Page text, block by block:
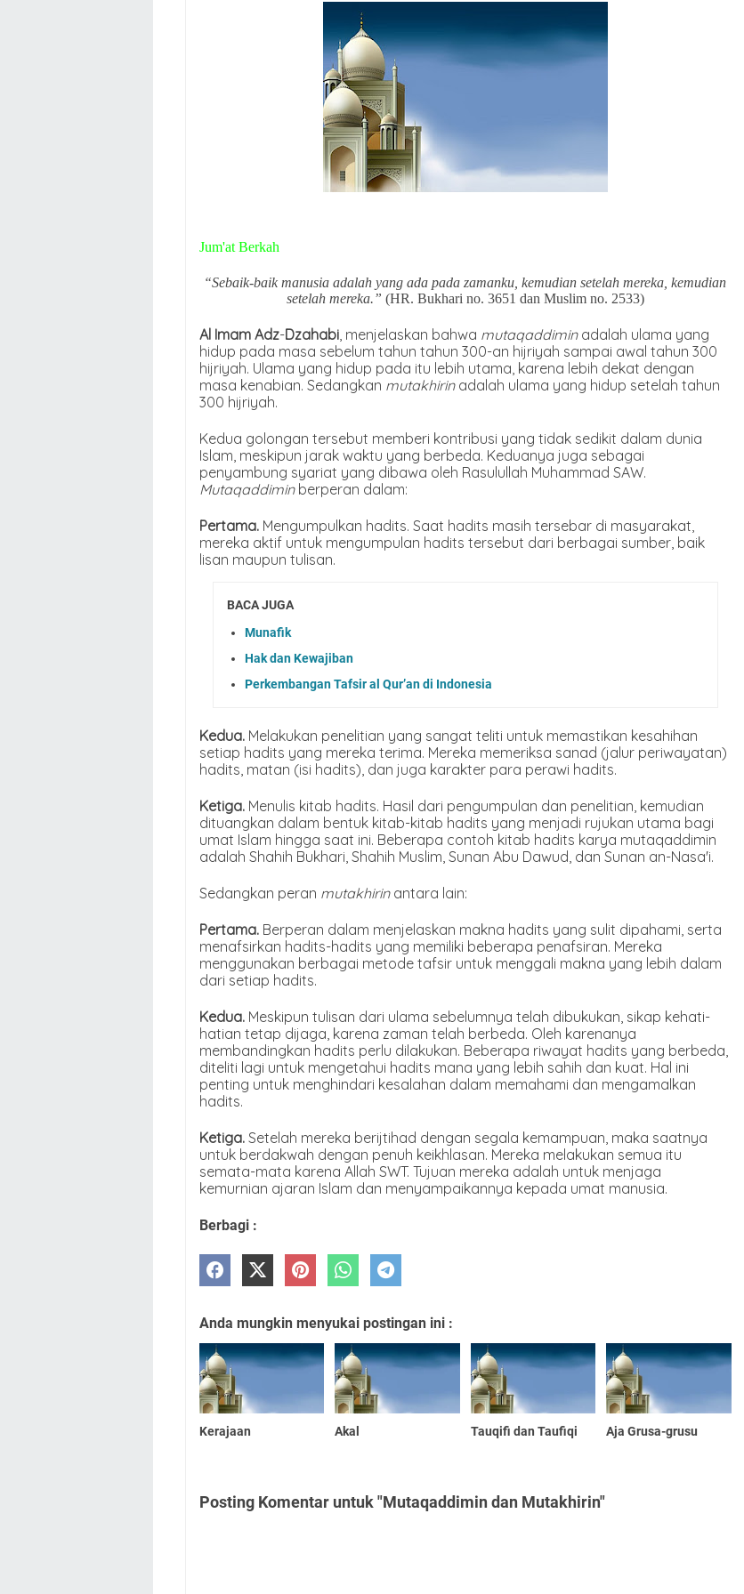
Jum'at Berkah
“Sebaik-baik manusia adalah yang ada pada zamanku, kemudian setelah mereka, kemudian
setelah mereka.” (HR. Bukhari no. 3651 dan Muslim no. 2533)
Al Imam Adz-Dzahabi, menjelaskan bahwa mutaqaddimin adalah ulama yang
hidup pada masa sebelum tahun tahun 300-an hijriyah sampai awal tahun 300
hijriyah. Ulama yang hidup pada itu lebih utama, karena lebih dekat dengan
masa kenabian. Sedangkan mutakhirin adalah ulama yang hidup setelah tahun
300 hijriyah.
Kedua golongan tersebut memberi kontribusi yang tidak sedikit dalam dunia
Islam, meskipun jarak waktu yang berbeda. Keduanya juga sebagai
penyambung syariat yang dibawa oleh Rasulullah Muhammad SAW.
Mutaqaddimin berperan dalam:
Pertama. Mengumpulkan hadits. Saat hadits masih tersebar di masyarakat,
mereka aktif untuk mengumpulan hadits tersebut dari berbagai sumber, baik
lisan maupun tulisan.
BACA JUGA
Munafik
Hak dan Kewajiban
Perkembangan Tafsir al Qur’an di Indonesia
Kedua. Melakukan penelitian yang sangat teliti untuk memastikan kesahihan
setiap hadits yang mereka terima. Mereka memeriksa sanad (jalur periwayatan)
hadits, matan (isi hadits), dan juga karakter para perawi hadits.
Ketiga. Menulis kitab hadits. Hasil dari pengumpulan dan penelitian, kemudian
dituangkan dalam bentuk kitab-kitab hadits yang menjadi rujukan utama bagi
umat Islam hingga saat ini. Beberapa contoh kitab hadits karya mutaqaddimin
adalah Shahih Bukhari, Shahih Muslim, Sunan Abu Dawud, dan Sunan an-Nasa'i.
Sedangkan peran mutakhirin antara lain:
Pertama. Berperan dalam menjelaskan makna hadits yang sulit dipahami, serta
menafsirkan hadits-hadits yang memiliki beberapa penafsiran. Mereka
menggunakan berbagai metode tafsir untuk menggali makna yang lebih dalam
dari setiap hadits.
Kedua. Meskipun tulisan dari ulama sebelumnya telah dibukukan, sikap kehati-
hatian tetap dijaga, karena zaman telah berbeda. Oleh karenanya
membandingkan hadits perlu dilakukan. Beberapa riwayat hadits yang berbeda,
diteliti lagi untuk mengetahui hadits mana yang lebih sahih dan kuat. Hal ini
penting untuk menghindari kesalahan dalam memahami dan mengamalkan
hadits.
Ketiga. Setelah mereka berijtihad dengan segala kemampuan, maka saatnya
untuk berdakwah dengan penuh keikhlasan. Mereka melakukan semua itu
semata-mata karena Allah SWT. Tujuan mereka adalah untuk menjaga
kemurnian ajaran Islam dan menyampaikannya kepada umat manusia.
Berbagi :
Anda mungkin menyukai postingan ini :
Kerajaan Akal Tauqifi dan Taufiqi Aja Grusa-grusu
Posting Komentar untuk "Mutaqaddimin dan Mutakhirin"